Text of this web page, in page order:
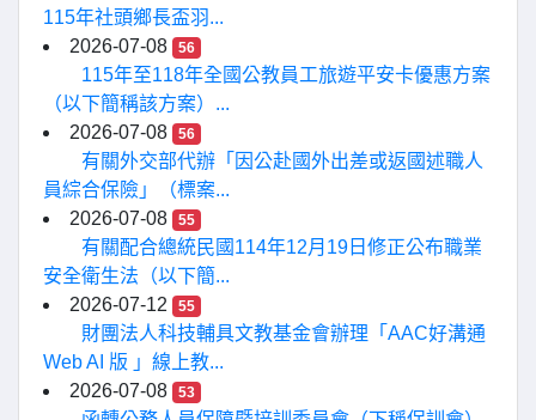
115年社頭鄉長盃羽...
2026-07-08
56
115年至118年全國公教員工旅遊平安卡優惠方案
（以下簡稱該方案）...
2026-07-08
56
有關外交部代辦「因公赴國外出差或返國述職人
員綜合保險」（標案...
2026-07-08
55
有關配合總統民國114年12月19日修正公布職業
安全衛生法（以下簡...
2026-07-12
55
財團法人科技輔具文教基金會辦理「AAC好溝通
Web AI 版 」線上教...
2026-07-08
53